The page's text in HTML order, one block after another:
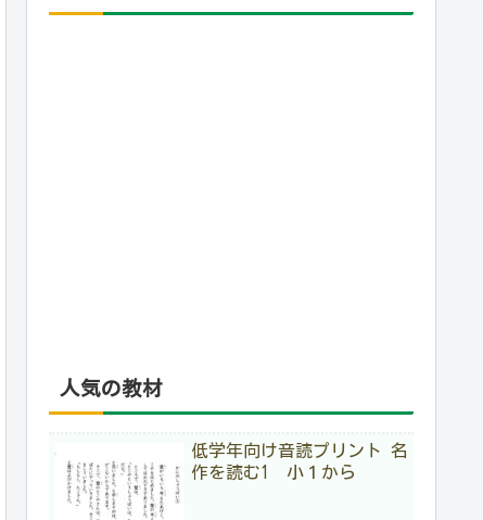
人気の教材
低学年向け音読プリント 名
作を読む1 小１から